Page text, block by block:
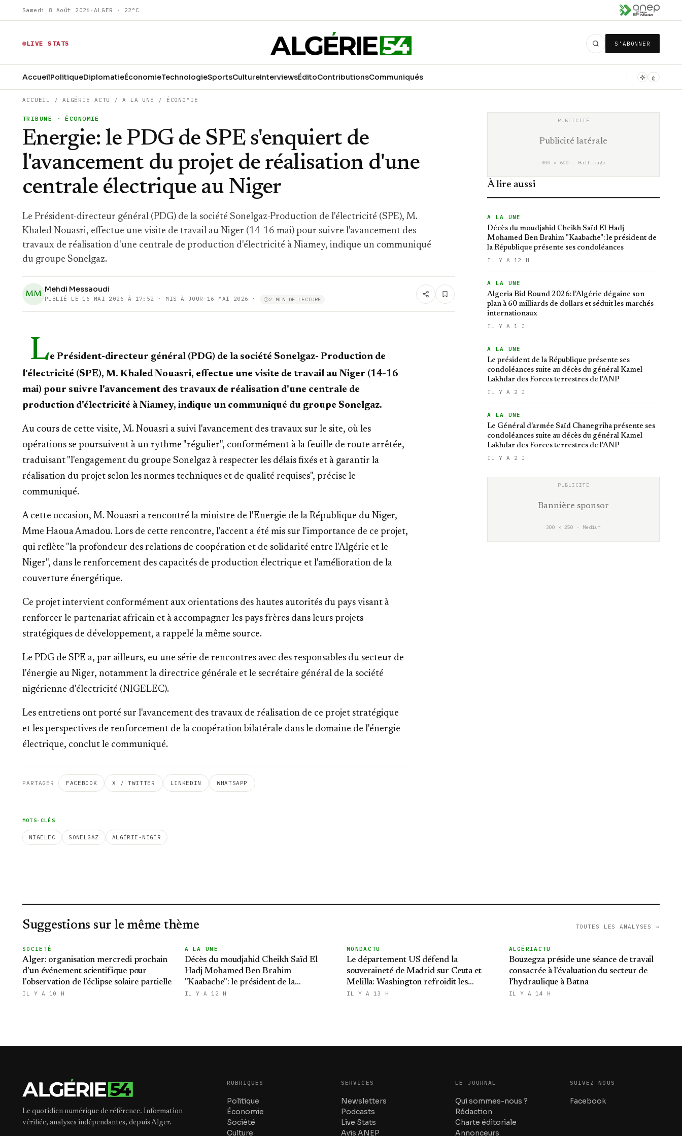
Samedi 8 Août 2026 ·ALGER · 22°C
LIVE STATS S'ABONNER
AccueilPolitiqueDiplomatieÉconomieTechnologieSportsCultureInterviewsÉditoContributionsCommuniqués ع
ACCUEIL / ALGÉRIE ACTU /A LA UNE / ÉCONOMIE
TRIBUNE · ÉCONOMIE
Energie: le PDG de SPE s'enquiert de
l'avancement du projet de réalisation d'une
centrale électrique au Niger
Le Président-directeur général (PDG) de la société Sonelgaz-Production de l'électricité (SPE), M.
Khaled Nouasri, effectue une visite de travail au Niger (14-16 mai) pour suivre l'avancement des
travaux de réalisation d'une centrale de production d'électricité à Niamey, indique un communiqué
du groupe Sonelgaz.
MM
Mehdi Messaoudi
PUBLIÉ LE 16 MAI 2026 À 17:52 · MIS À JOUR 16 MAI 2026 · 2 MIN DE LECTURE
Le Président-directeur général (PDG) de la société Sonelgaz- Production de
l'électricité (SPE), M. Khaled Nouasri, effectue une visite de travail au Niger (14-16
mai) pour suivre l'avancement des travaux de réalisation d'une centrale de
production d'électricité à Niamey, indique un communiqué du groupe Sonelgaz.
Au cours de cette visite, M. Nouasri a suivi l'avancement des travaux sur le site, où les
opérations se poursuivent à un rythme "régulier", conformément à la feuille de route arrêtée,
traduisant "l'engagement du groupe Sonelgaz à respecter les délais fixés et à garantir la
réalisation du projet selon les normes techniques et de qualité requises", précise le
communiqué.
A cette occasion, M. Nouasri a rencontré la ministre de l'Energie de la République du Niger,
Mme Haoua Amadou. Lors de cette rencontre, l'accent a été mis sur l'importance de ce projet,
qui reflète "la profondeur des relations de coopération et de solidarité entre l'Algérie et le
Niger", dans le renforcement des capacités de production électrique et l'amélioration de la
couverture énergétique.
Ce projet intervient conformément aux orientations des hautes autorités du pays visant à
renforcer le partenariat africain et à accompagner les pays frères dans leurs projets
stratégiques de développement, a rappelé la même source.
Le PDG de SPE a, par ailleurs, eu une série de rencontres avec des responsables du secteur de
l'énergie au Niger, notamment la directrice générale et le secrétaire général de la société
nigérienne d'électricité (NIGELEC).
Les entretiens ont porté sur l'avancement des travaux de réalisation de ce projet stratégique
et les perspectives de renforcement de la coopération bilatérale dans le domaine de l'énergie
électrique, conclut le communiqué.
PARTAGER FACEBOOK X / TWITTER LINKEDIN WHATSAPP
MOTS-CLÉS
NIGELEC SONELGAZ ALGÉRIE-NIGER
Publicité latérale
300 × 600 · Half-page
À lire aussi
A LA UNE
Décès du moudjahid Cheikh Saïd El Hadj
Mohamed Ben Brahim "Kaabache": le président de
la République présente ses condoléances
IL Y A 12 H
A LA UNE
Algeria Bid Round 2026: l'Algérie dégaine son
plan à 60 milliards de dollars et séduit les marchés
internationaux
IL Y A 1 J
A LA UNE
Le président de la République présente ses
condoléances suite au décès du général Kamel
Lakhdar des Forces terrestres de l'ANP
IL Y A 2 J
A LA UNE
Le Général d'armée Saïd Chanegriha présente ses
condoléances suite au décès du général Kamel
Lakhdar des Forces terrestres de l'ANP
IL Y A 2 J
Bannière sponsor
300 × 250 · Medium
Suggestions sur le même thème TOUTES LES ANALYSES →
SOCIETÉ
Alger: organisation mercredi prochain
d'un événement scientifique pour
l'observation de l'éclipse solaire partielle
IL Y A 10 H
A LA UNE
Décès du moudjahid Cheikh Saïd El
Hadj Mohamed Ben Brahim
"Kaabache": le président de la
République présente ses condoléances
IL Y A 12 H
MONDACTU
Le département US défend la
souveraineté de Madrid sur Ceuta et
Melilla: Washington refroidit les
ambitions expansionnistes du Makhzen
IL Y A 13 H
ALGÉRIACTU
Bouzegza préside une séance de travail
consacrée à l'évaluation du secteur de
l’hydraulique à Batna
IL Y A 14 H
Le quotidien numérique de référence. Information
vérifiée, analyses indépendantes, depuis Alger.
RUBRIQUES
Politique
Économie
Société
Culture
SERVICES
Newsletters
Podcasts
Live Stats
Avis ANEP
LE JOURNAL
Qui sommes-nous ?
Rédaction
Charte éditoriale
Annonceurs
SUIVEZ-NOUS
Facebook